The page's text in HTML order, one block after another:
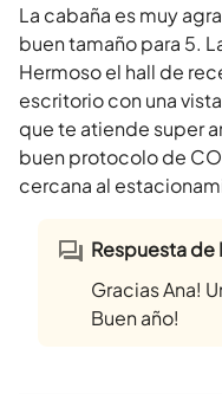
La cabaña es muy
buen tamaño para 5.
Hermoso el hall de
escritorio con una
que te atiende super
buen protocolo de
cercana al
Respuesta de
Gracias Ana!
Buen año!